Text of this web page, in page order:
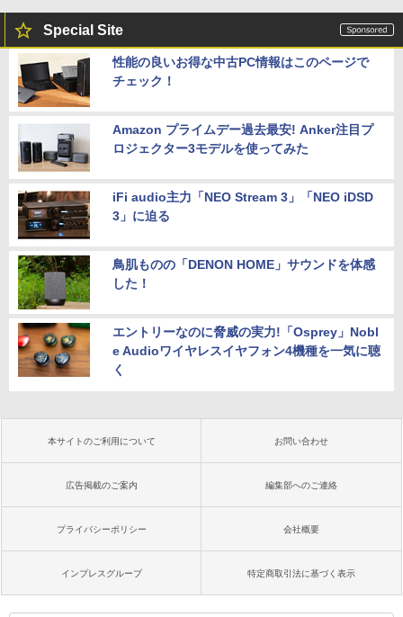
Special Site
性能の良いお得な中古PC情報はこのページで
チェック！
Amazon プライムデー過去最安! Anker注目プ
ロジェクター3モデルを使ってみた
iFi audio主力「NEO Stream 3」「NEO iDSD
3」に迫る
鳥肌ものの「DENON HOME」サウンドを体感
した！
エントリーなのに脅威の実力!「Osprey」Nobl
e Audioワイヤレスイヤフォン4機種を一気に聴
く
本サイトのご利用について お問い合わせ
広告掲載のご案内 編集部へのご連絡
プライバシーポリシー 会社概要
インプレスグループ 特定商取引法に基づく表示